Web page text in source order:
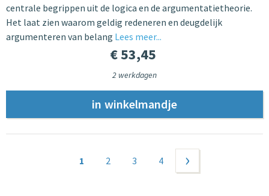
centrale begrippen uit de logica en de argumentatietheorie.
Het laat zien waarom geldig redeneren en deugdelijk
argumenteren van belang Lees meer...
€ 53,45
2 werkdagen
1 2 3 4 volgende ›